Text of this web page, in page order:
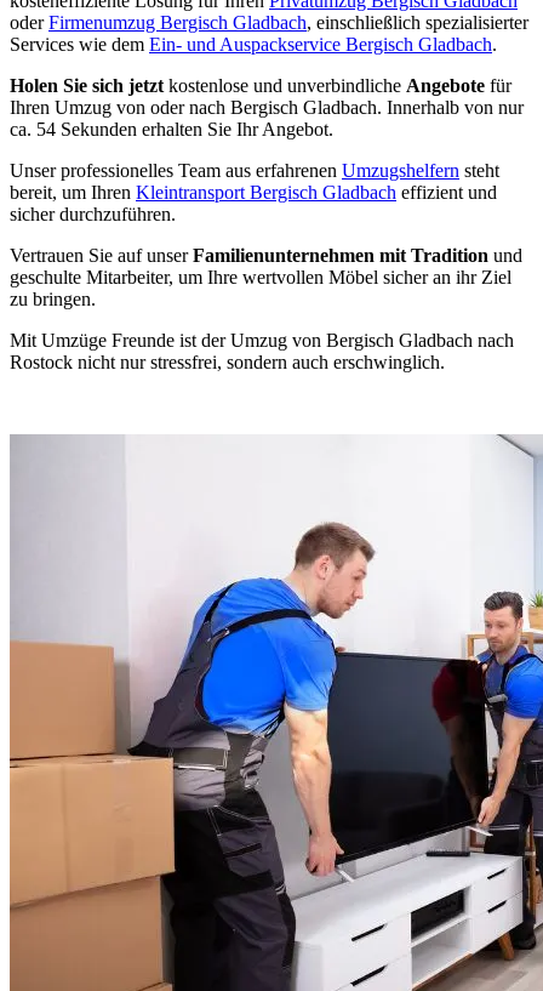
oderFirmenumzug Bergisch Gladbach, einschließlich spezialisierter
Services wie dem Ein- und Auspackservice Bergisch Gladbach.
Holen Sie sich jetzt kostenlose und unverbindliche Angebote für
Ihren Umzug von oder nach Bergisch Gladbach. Innerhalb von nur
ca. 54 Sekunden erhalten Sie Ihr Angebot.
Unser professionelles Team aus erfahrenen Umzugshelfern steht
bereit, um Ihren Kleintransport Bergisch Gladbach effizient und
sicher durchzuführen.
Vertrauen Sie auf unserFamilienunternehmen mit Tradition und
geschulte Mitarbeiter, um Ihre wertvollen Möbel sicher an ihr Ziel
zu bringen.
Mit Umzüge Freunde ist der Umzug von Bergisch Gladbach nach
Rostock nicht nur stressfrei, sondern auch erschwinglich.